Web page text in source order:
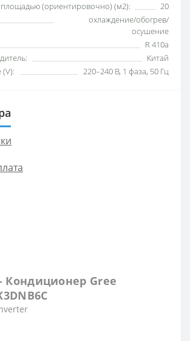
(ориентировочно) (м2):
20
охлаждение/обогрев/
осушение
R 410a
Китай
220–240 B, 1 фаза, 50 Гц
Кондиционер Gree